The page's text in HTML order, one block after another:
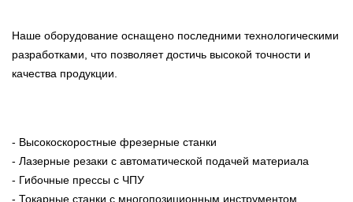
Наше оборудование оснащено последними технологическими
разработками, что позволяет достичь высокой точности и
качества продукции.
- Высокоскоростные фрезерные станки
- Лазерные резаки с автоматической подачей материала
- Гибочные прессы с ЧПУ
- Токарные станки с многопозиционным инструментом